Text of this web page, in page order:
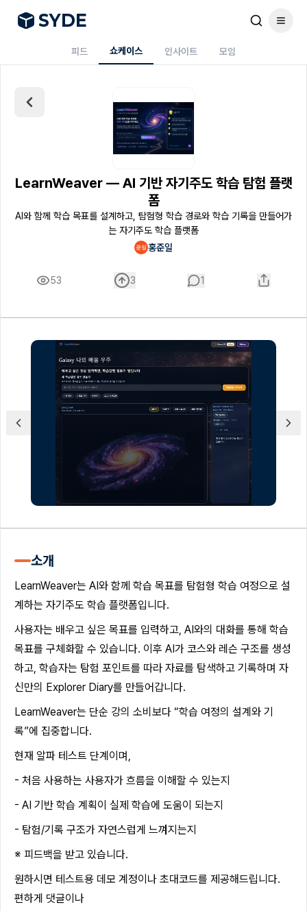
SYDE
피드 쇼케이스 인사이트 모임
LearnWeaver — AI 기반 자기주도 학습 탐험 플랫
폼
AI와 함께 학습 목표를 설계하고, 탐험형 학습 경로와 학습 기록을 만들어가
는 자기주도 학습 플랫폼
홍준일
53 3 1
소개
LearnWeaver는 AI와 함께 학습 목표를 탐험형 학습 여정으로 설
계하는 자기주도 학습 플랫폼입니다.
사용자는 배우고 싶은 목표를 입력하고, AI와의 대화를 통해 학습
목표를 구체화할 수 있습니다. 이후 AI가 코스와 레슨 구조를 생성
하고, 학습자는 탐험 포인트를 따라 자료를 탐색하고 기록하며 자
신만의 Explorer Diary를 만들어갑니다.
LearnWeaver는 단순 강의 소비보다 “학습 여정의 설계와 기
록”에 집중합니다.
현재 알파 테스트 단계이며,
- 처음 사용하는 사용자가 흐름을 이해할 수 있는지
- AI 기반 학습 계획이 실제 학습에 도움이 되는지
- 탐험/기록 구조가 자연스럽게 느껴지는지
※ 피드백을 받고 있습니다.
원하시면 테스트용 데모 계정이나 초대코드를 제공해드립니다.
편하게 댓글이나